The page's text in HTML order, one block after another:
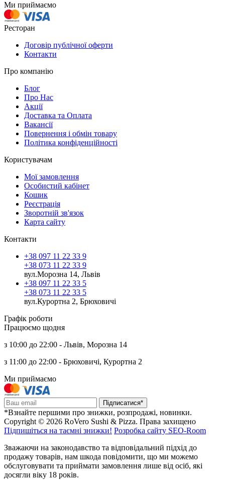
Ми приймаємо
Ресторан
Договір публічної оферти
Контакти
Про компанію
Блог
Про Нас
Акції
Доставка та Оплата
Вакансії
Повернення і обмін товару
Політика конфіденційності
Користувачам
Мої замовлення
Особистий кабінет
Кошик
Реєстрація
Зворотній зв'язок
Карта сайту
Контакти
+38 097 11 22 33 9
+38 073 11 22 33 9
вул.Морозна 14, Львів
+38 097 11 22 33 5
+38 073 11 22 33 5
вул.Курортна 2, Брюховичі
Графік роботи
Працюємо щодня
з 10:00 до 22:00 - Львів, Морозна 14
з 11:00 до 22:00 - Брюховичі, Курортна 2
Ми приймаємо
Підписатися*
*Взнайте першими про знижки, розпродажі, новинки.
Copyright © 2026 RoVero Sushi & Pizza. Права захищено
Підпишіться на таємні знижки! Розробка сайту SEO-Room
Зважаючи на законодавство та відповідальний підхід до
продажу товарів, нам шкода повідомити, що ми можемо
обслуговувати та приймати замовлення лише від осіб, які
досягли віку 18 років.